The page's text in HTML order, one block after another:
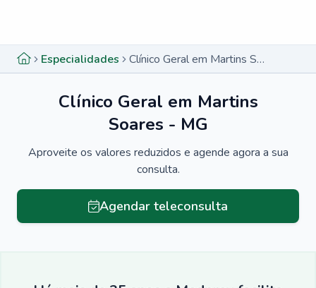
Especialidades Clínico Geral em Martins Soares - MG
Clínico Geral em Martins
Soares - MG
Aproveite os valores reduzidos e agende agora a sua
consulta.
Agendar teleconsulta